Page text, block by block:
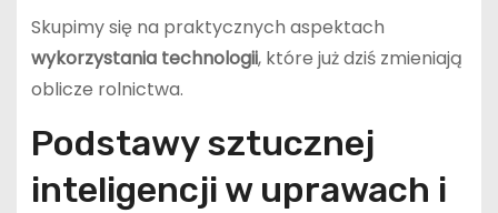
Skupimy się na praktycznych aspektach
wykorzystania technologii, które już dziś zmieniają
oblicze rolnictwa.
Podstawy sztucznej
inteligencji w uprawach i